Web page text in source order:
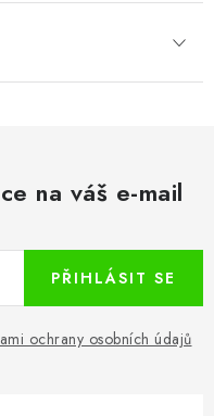
na váš e-mail
ochrany osobních údajů
PŘIHLÁSIT SE